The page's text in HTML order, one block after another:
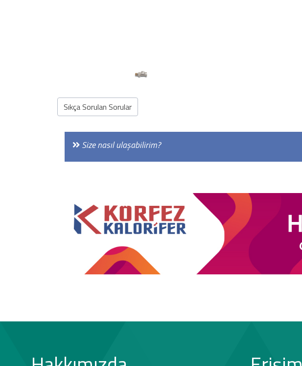
Sıkça Sorulan Sorular
Size nasıl ulaşabilirim?